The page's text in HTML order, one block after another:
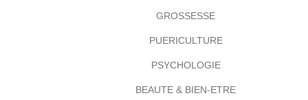
GROSSESSE
PUERICULTURE
PSYCHOLOGIE
BEAUTE & BIEN-ETRE